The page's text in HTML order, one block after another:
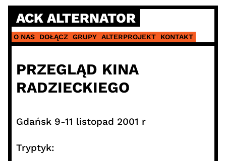
Skip
content
ACK ALTERNATOR
O NAS DOŁĄCZ GRUPY ALTERPROJEKT KONTAKT
PRZEGLĄD KINA
RADZIECKIEGO
Gdańsk 9-11 listopad 2001 r
Tryptyk: